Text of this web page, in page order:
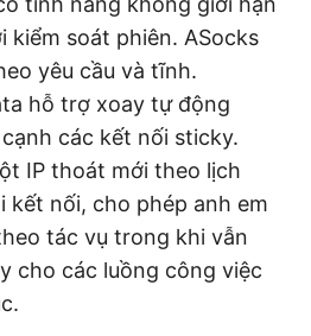
kiểm soát phiên. ASocks
yêu cầu và tĩnh.
hỗ trợ xoay tự động
các kết nối sticky.
IP thoát mới theo lịch
kết nối, cho phép anh em
tác vụ trong khi vẫn
cho các luồng công việc